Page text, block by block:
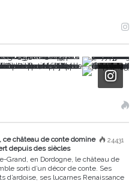
24431
ce château de conte domine
depuis des siècles
Grand, en Dordogne, le château de
sorti d’un décor de conte. Ses
d’ardoise, ses lucarnes Renaissance